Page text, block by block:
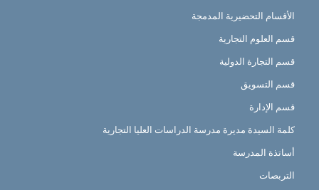
الأقسام التحضيرية المدمجة
قسم العلوم التجارية
قسم التجارة الدولية
قسم التسويق
قسم الإدارة
كلمة السيدة مديرة مدرسة الدراسات العليا التجارية
أساتذة المدرسة
التربصات